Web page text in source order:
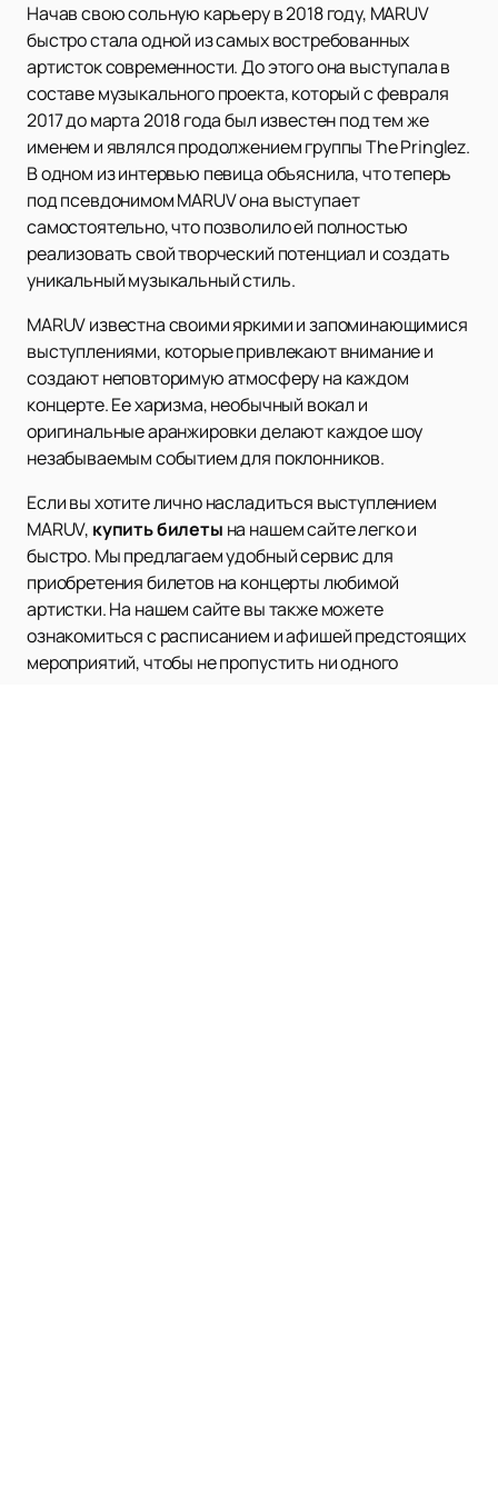
Начав свою сольную карьеру в 2018 году, MARUV
быстро стала одной из самых востребованных
артисток современности. До этого она выступала в
составе музыкального проекта, который с февраля
2017 до марта 2018 года был известен под тем же
именем и являлся продолжением группы The Pringlez.
В одном из интервью певица объяснила, что теперь
под псевдонимом MARUV она выступает
самостоятельно, что позволило ей полностью
реализовать свой творческий потенциал и создать
уникальный музыкальный стиль.
MARUV известна своими яркими и запоминающимися
выступлениями, которые привлекают внимание и
создают неповторимую атмосферу на каждом
концерте. Ее харизма, необычный вокал и
оригинальные аранжировки делают каждое шоу
незабываемым событием для поклонников.
Если вы хотите лично насладиться выступлением
MARUV, купить билеты на нашем сайте легко и
быстро. Мы предлагаем удобный сервис для
приобретения билетов на концерты любимой
артистки. На нашем сайте вы также можете
ознакомиться с расписанием и афишей предстоящих
мероприятий, чтобы не пропустить ни одного